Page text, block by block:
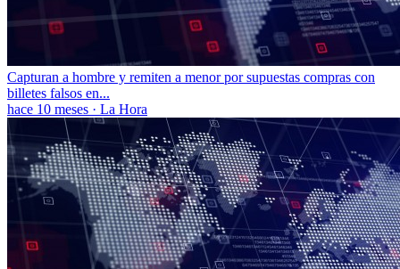
Capturan a hombre y remiten a menor por supuestas compras con
billetes falsos en...
hace 10 meses · La Hora